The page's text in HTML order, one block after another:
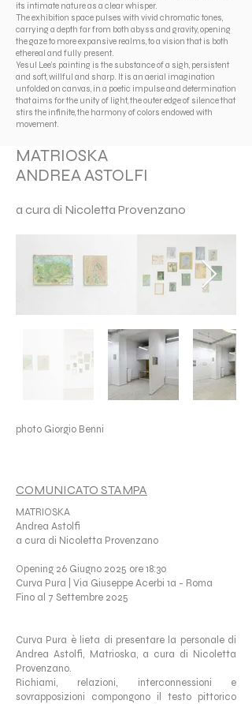
its intimate nature as a clear whisper.
The exhibition space pulses with vivid chromatic tones,
carrying a depth far from both abyss and gravity, opening
the gaze to more expansive realms, to a vision that is both
ethereal and fully present.
Yesul Lee’s painting is the substance of a sigh, persistent
and soft, willful and sharp. It is an aerial imagination
unfolded on canvas, in a poetic impulse and determination
that aims for the unity of light, the outer edge of silence that
stirs the infinite, the harmony of colors endowed with
movement.
MATRIOSKA
ANDREA ASTOLFI
a cura di Nicoletta Provenzano
photo Giorgio Benni
COMUNICATO STAMPA
MATRIOSKA
Andrea Astolfi
a cura di Nicoletta Provenzano
Opening 26 Giugno 2025 ore 18:30
Curva Pura | Via Giuseppe Acerbi 1a - Roma
Fino al 7 Settembre 2025
Curva Pura è lieta di presentare la personale di
Andrea Astolfi, Matrioska, a cura di Nicoletta
Provenzano.
Richiami, relazioni, interconnessioni e
sovrapposizioni compongono il testo pittorico